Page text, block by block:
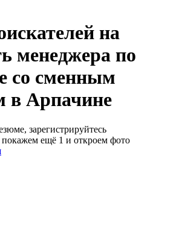
на
менеджера по
со сменным
в Арпачине
зарегистрируйтесь
ещё 1 и откроем фото